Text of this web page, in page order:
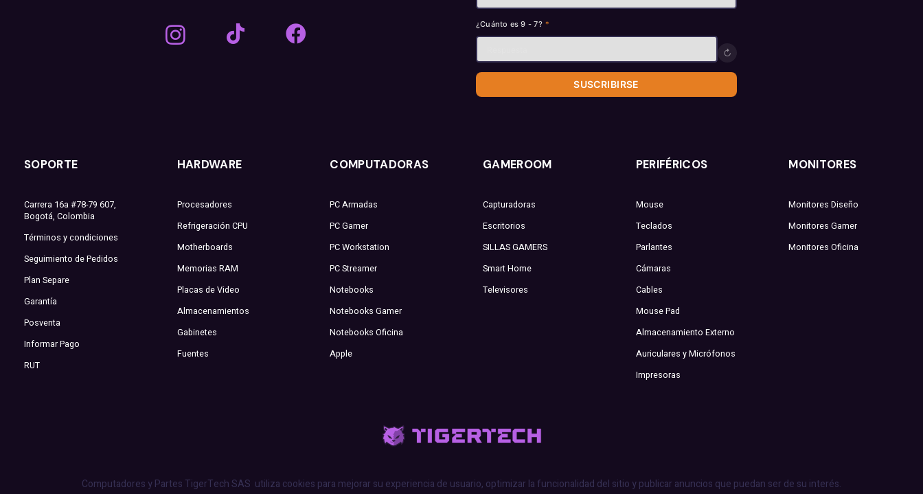
¿Cuánto es 9 - 7? *
↻
SUSCRIBIRSE
SOPORTE
Carrera 16a #78-79 607,
Bogotá, Colombia
Términos y condiciones
Seguimiento de Pedidos
Plan Separe
Garantía
Posventa
Informar Pago
RUT
HARDWARE
Procesadores
Refrigeración CPU
Motherboards
Memorias RAM
Placas de Video
Almacenamientos
Gabinetes
Fuentes
COMPUTADORAS
PC Armadas
PC Gamer
PC Workstation
PC Streamer
Notebooks
Notebooks Gamer
Notebooks Oficina
Apple
GAMEROOM
Capturadoras
Escritorios
SILLAS GAMERS
Smart Home
Televisores
PERIFÉRICOS
Mouse
Teclados
Parlantes
Cámaras
Cables
Mouse Pad
Almacenamiento Externo
Auriculares y Micrófonos
Impresoras
MONITORES
Monitores Diseño
Monitores Gamer
Monitores Oficina
Computadores y Partes TigerTech SAS utiliza cookies para mejorar su experiencia de usuario, optimizar la funcionalidad del sitio y publicar anuncios que puedan ser de su interés.